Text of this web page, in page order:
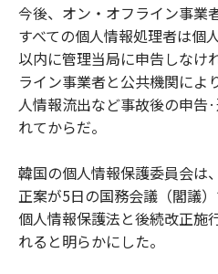
今後、オン・オフライン事業
すべての個人情報処理者は個
以内に管理当局に申告しなけ
ライン事業者と公共機関によ
人情報流出など事故後の申告
れてからだ。
韓国の個人情報保護委員会は
正案が5日の国務会議（閣議
個人情報保護法と後続改正施
れると明らかにした。